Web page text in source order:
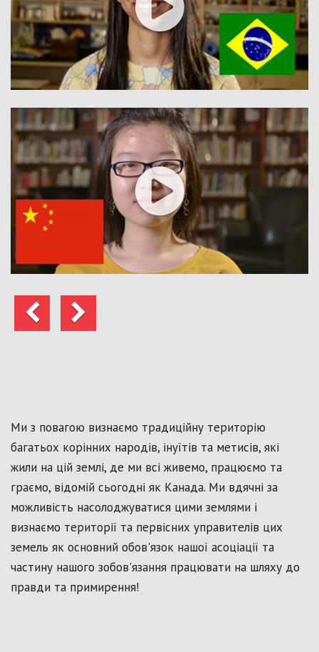
Попередні
Далі
Ми з повагою визнаємо традиційну територію
багатьох корінних народів, інуїтів та метисів, які
жили на цій землі, де ми всі живемо, працюємо та
граємо, відомій сьогодні як Канада. Ми вдячні за
можливість насолоджуватися цими землями і
визнаємо території та первісних управителів цих
земель як основний обов'язок нашої асоціації та
частину нашого зобов'язання працювати на шляху до
правди та примирення!